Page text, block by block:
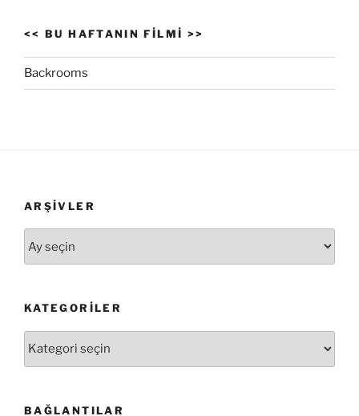
<< BU HAFTANIN FILMI >>
Backrooms
ARŞIVLER
KATEGORILER
BAĞLANTILAR